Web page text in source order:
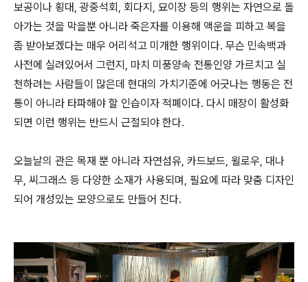
보공이나 횡대, 광중석회, 회다지, 묘이장 등의 행위는 자연으로 돌
아가는 것을 막을뿐 아니라 죽은자를 이용해 액운을 피하고 복을
좀 받아보겠다는 매우 어리석고 미개한 행위이다. 무슨 민속백과
사전에 실려있어서 그런지, 마치 미풍양속 전통인양 가르치고 실
천하려는 사람들이 많은데 현대의 가치기준에 어긋나는 행동은 전
통이 아니라 타파해야 할 인습이자 적폐이다. 다시 매장이 활성화
되면 이런 행위는 반드시 근절되야 한다.
오늘날의 관은 목재 뿐 아니라 자연섬유, 카드보드, 윌로우, 대나
무, 씨그래스 등 다양한 소재가 사용되며, 필요에 따라 맞춤 디자인
되어 개성있는 모양으로도 만들어 진다.